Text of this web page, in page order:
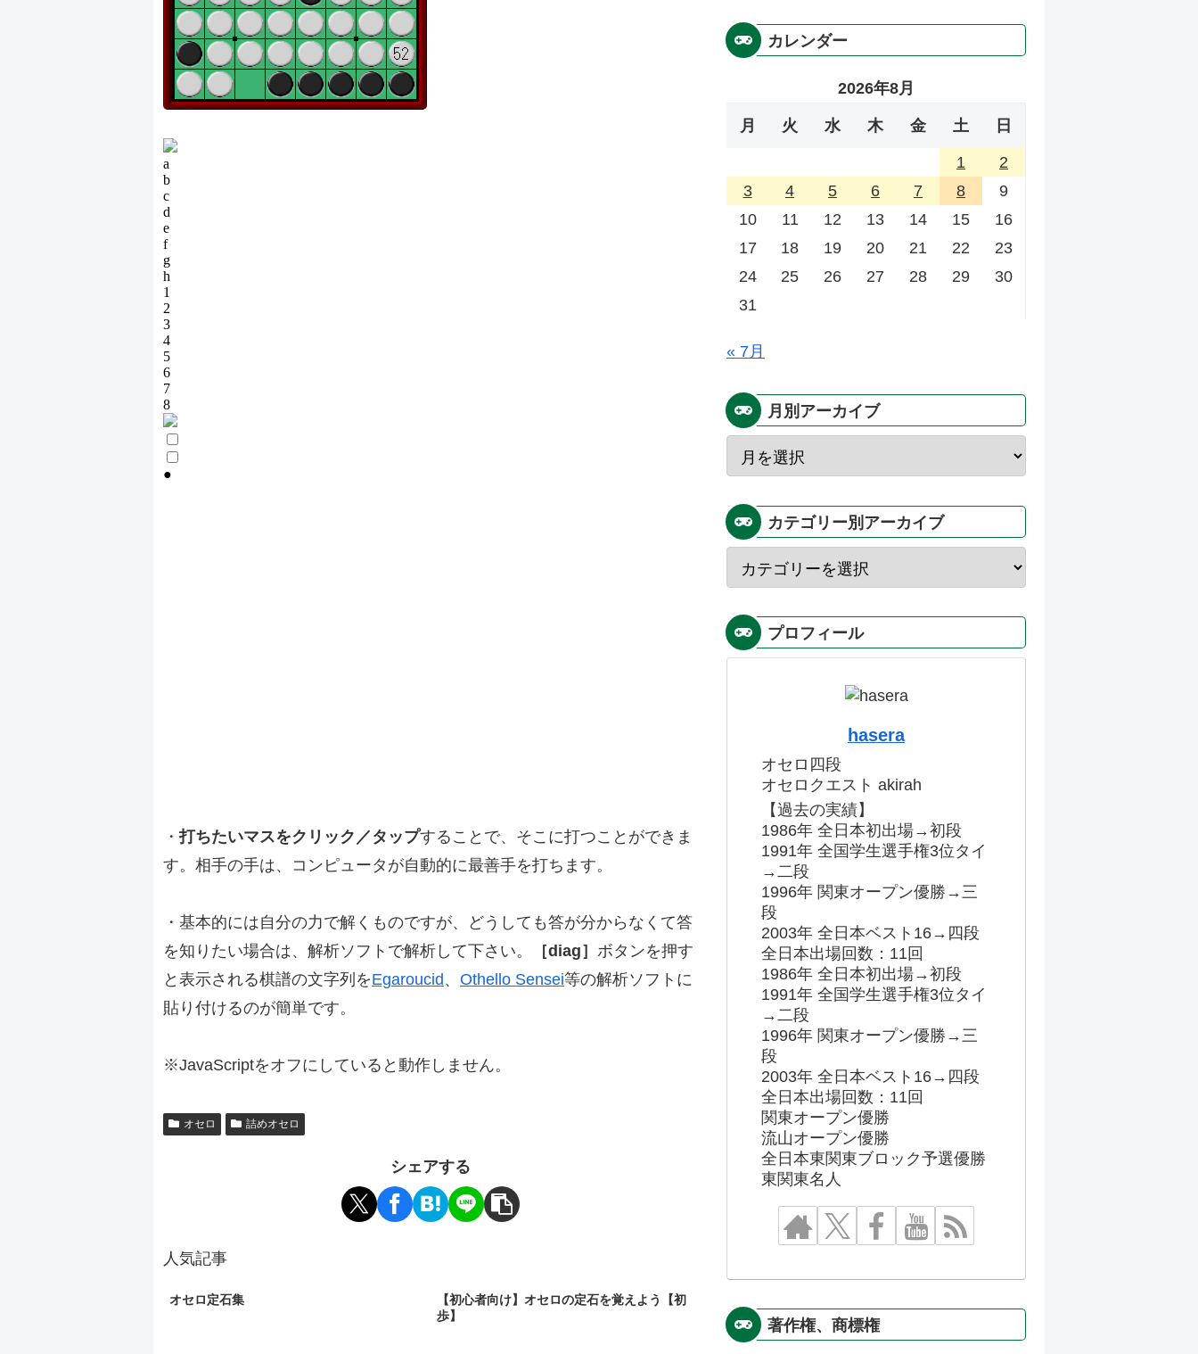
・打ちたいマスをクリック／タップすることで、そこに打つことができま
す。相手の手は、コンピュータが自動的に最善手を打ちます。
・基本的には自分の力で解くものですが、どうしても答が分からなくて答
を知りたい場合は、解析ソフトで解析して下さい。
［diag］ ボタンを押す
と表示される棋譜の文字列をEgaroucid、 Othello Sensei等の解析ソフトに
貼り付けるのが簡単です。
※JavaScriptをオフにしていると動作しません。
オセロ 詰めオセロ
シェアする
人気記事
オセロ定石集
【初心者向け】オセロの定石を覚えよう【初
歩】
カレンダー
2026年8月
月 火 水 木 金 土 日
1
2
3
4 5 6 7 8
9
10
11 12 13 14 15
16
17
18 19 20 21 22
23
24
25 26 27 28 29
30
31
« 7月
月別アーカイブ
カテゴリー別アーカイブ
プロフィール
hasera
オセロ四段
オセロクエスト akirah
【過去の実績】
1986年 全日本初出場→初段
1991年 全国学生選手権3位タイ
→二段
1996年 関東オープン優勝→三
段
2003年 全日本ベスト16→四段
全日本出場回数：11回
1986年 全日本初出場→初段
1991年 全国学生選手権3位タイ
→二段
1996年 関東オープン優勝→三
段
2003年 全日本ベスト16→四段
全日本出場回数：11回
関東オープン優勝
流山オープン優勝
全日本東関東ブロック予選優勝
東関東名人
著作権、商標権